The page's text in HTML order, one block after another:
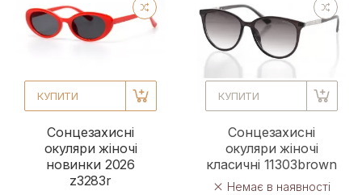
КУПИТИ
Сонцезахисні
окуляри жіночі
новинки 2026
z3283r
КУПИТИ
Сонцезахисні
окуляри жіночі
класичні 11303brown
Немає в наявності